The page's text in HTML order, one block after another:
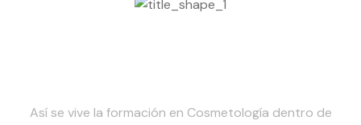
Así se vive la formación en Cosmetología dentro de